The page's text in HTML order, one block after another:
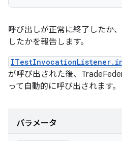
呼び出しが正常に終了したか
したかを報告します。
が呼び出された後、
って自動的に呼び出されます。
パラメータ